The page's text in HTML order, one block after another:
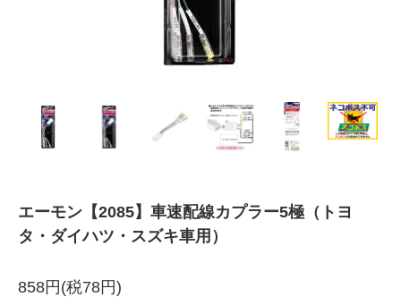
エーモン【2085】車速配線カプラー5極（トヨ
タ・ダイハツ・スズキ車用）
858円(税78円)